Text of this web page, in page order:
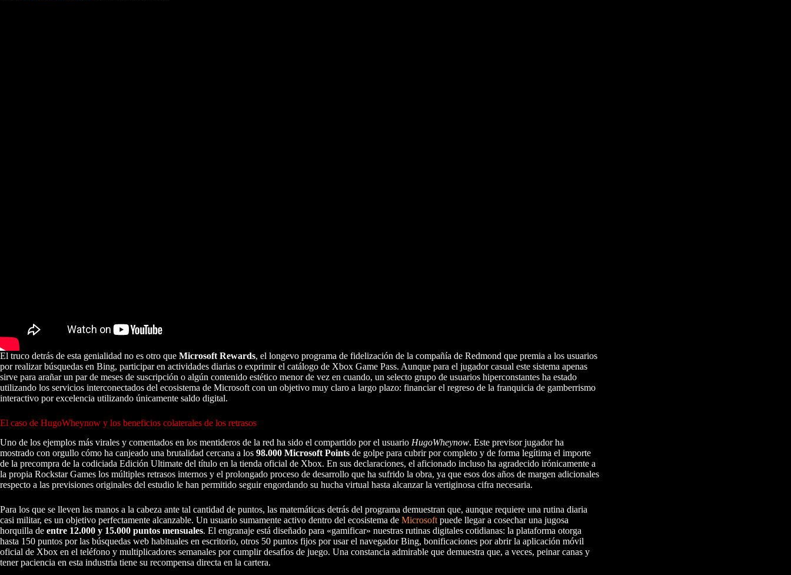
El truco detrás de esta genialidad no es otro que Microsoft Rewards, el longevo programa de fidelización de la compañía de Redmond que premia a los usuarios
por realizar búsquedas en Bing, participar en actividades diarias o exprimir el catálogo de Xbox Game Pass. Aunque para el jugador casual este sistema apenas
sirve para arañar un par de meses de suscripción o algún contenido estético menor de vez en cuando, un selecto grupo de usuarios hiperconstantes ha estado
utilizando los servicios interconectados del ecosistema de Microsoft con un objetivo muy claro a largo plazo: financiar el regreso de la franquicia de gamberrismo
interactivo por excelencia utilizando únicamente saldo digital.
El caso de HugoWheynow y los beneficios colaterales de los retrasos
Uno de los ejemplos más virales y comentados en los mentideros de la red ha sido el compartido por el usuario HugoWheynow. Este previsor jugador ha
mostrado con orgullo cómo ha canjeado una brutalidad cercana a los 98.000 Microsoft Points de golpe para cubrir por completo y de forma legítima el importe
de la precompra de la codiciada Edición Ultimate del título en la tienda oficial de Xbox. En sus declaraciones, el aficionado incluso ha agradecido irónicamente a
la propia Rockstar Games los múltiples retrasos internos y el prolongado proceso de desarrollo que ha sufrido la obra, ya que esos dos años de margen adicionales
respecto a las previsiones originales del estudio le han permitido seguir engordando su hucha virtual hasta alcanzar la vertiginosa cifra necesaria.
Para los que se lleven las manos a la cabeza ante tal cantidad de puntos, las matemáticas detrás del programa demuestran que, aunque requiere una rutina diaria
casi militar, es un objetivo perfectamente alcanzable. Un usuario sumamente activo dentro del ecosistema de Microsoft puede llegar a cosechar una jugosa
horquilla de entre 12.000 y 15.000 puntos mensuales. El engranaje está diseñado para «gamificar» nuestras rutinas digitales cotidianas: la plataforma otorga
hasta 150 puntos por las búsquedas web habituales en escritorio, otros 50 puntos fijos por usar el navegador Bing, bonificaciones por abrir la aplicación móvil
oficial de Xbox en el teléfono y multiplicadores semanales por cumplir desafíos de juego. Una constancia admirable que demuestra que, a veces, peinar canas y
tener paciencia en esta industria tiene su recompensa directa en la cartera.